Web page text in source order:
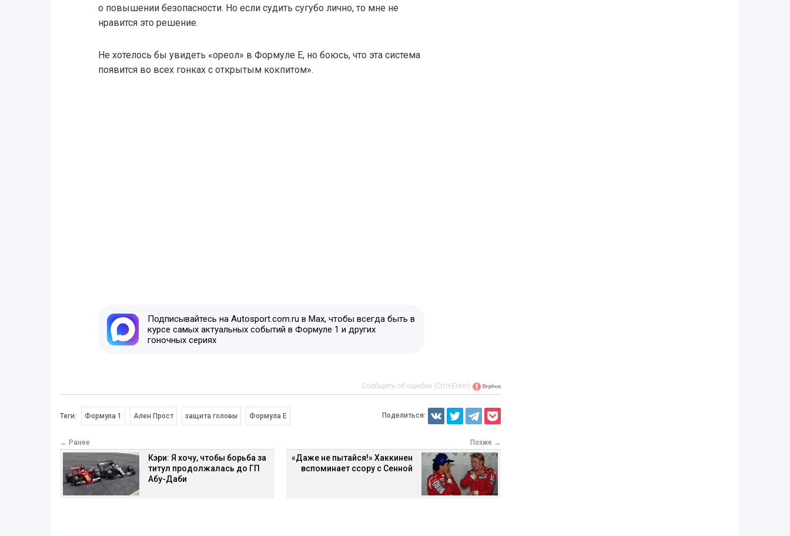
о повышении безопасности. Но если судить сугубо лично, то мне не
нравится это решение.
Не хотелось бы увидеть «ореол» в Формуле E, но боюсь, что эта система
появится во всех гонках с открытым кокпитом».
Подписывайтесь на Autosport.com.ru в Max, чтобы всегда быть в
курсе самых актуальных событий в Формуле 1 и других
гоночных сериях
Сообщить об ошибке (Ctrl+Enter)
Теги: Формула 1 Ален Прост защита головы Формула E Поделиться:
← Ранее
Кэри: Я хочу, чтобы борьба за
титул продолжалась до ГП
Абу-Даби
Позже →
«Даже не пытайся!» Хаккинен
вспоминает ссору с Сенной